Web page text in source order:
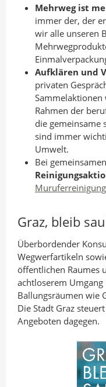
Mehrweg ist
immer der, der
wir alle unseren
Aufklären und
privaten
Rahmen der
die gemeinsame
sind immer
Umwelt.
Bei gemeinsamen
Muruferreinigung
Graz, bleib
Überbordender
Wegwerfartikeln
öffentlichen Raumes
achtloserem
Ballungsräumen wie
Die Stadt Graz
Angeboten dagegen.